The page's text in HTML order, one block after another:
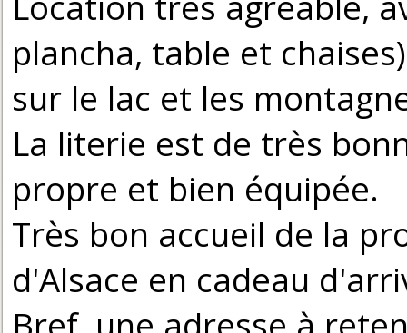
plancha, table et
sur le lac et les
La literie est de très
propre et bien équipée.
Très bon accueil de la
d'Alsace en cadeau